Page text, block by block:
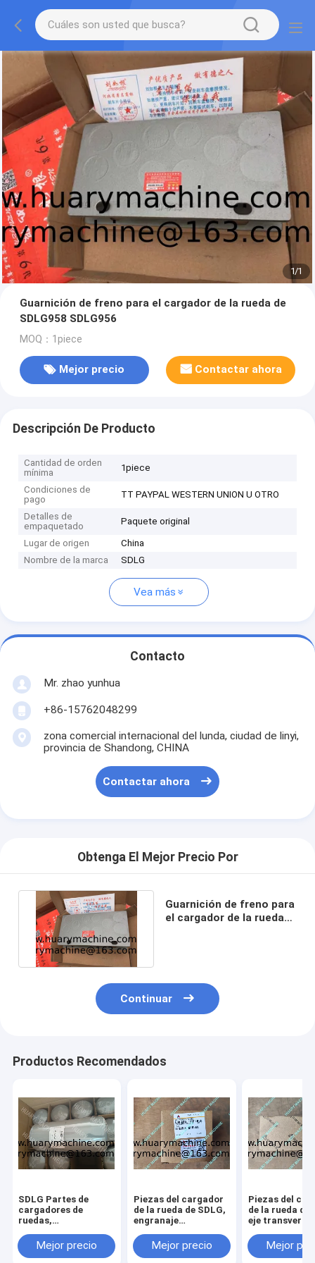
1/1
Guarnición de freno para el cargador de la rueda de
SDLG958 SDLG956
MOQ：1piece
Mejor precio Contactar ahora
Descripción De Producto
Cantidad de orden
mínima
1piece
Condiciones de
pago
TT PAYPAL WESTERN UNION U OTRO
Detalles de
empaquetado
Paquete original
Lugar de origen
China
Nombre de la marca
SDLG
Vea más
Contacto
Mr. zhao yunhua
+86-15762048299
zona comercial internacional del lunda, ciudad de linyi,
provincia de Shandong, CHINA
Contactar ahora
Obtenga El Mejor Precio Por
Guarnición de freno para
el cargador de la rueda
Continuar
Productos Recomendados
SDLG Partes de
cargadores de
ruedas,
FILTRO DE ÓLEO
L958
Mejor precio
Piezas del cargador
de la rueda de SDLG,
engranaje
61260013030
Mejor precio
Piezas del
de la rueda de
eje transversal
Mejor